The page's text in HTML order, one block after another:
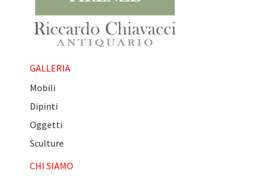
GALLERIA
Mobili
Dipinti
Oggetti
Sculture
CHI SIAMO